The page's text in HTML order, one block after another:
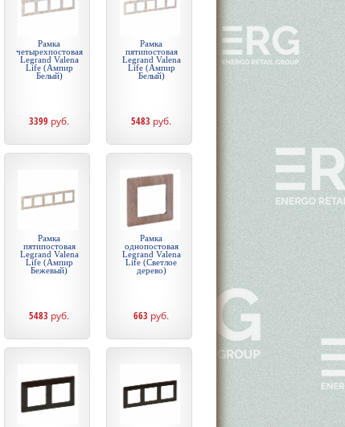
Рамка
четырехпостовая
Legrand Valena
Life (Ампир
Белый)
3399 руб.
Рамка
пятипостовая
Legrand Valena
Life (Ампир
Белый)
5483 руб.
Рамка
пятипостовая
Legrand Valena
Life (Ампир
Бежевый)
5483 руб.
Рамка
однопостовая
Legrand Valena
Life (Светлое
дерево)
663 руб.